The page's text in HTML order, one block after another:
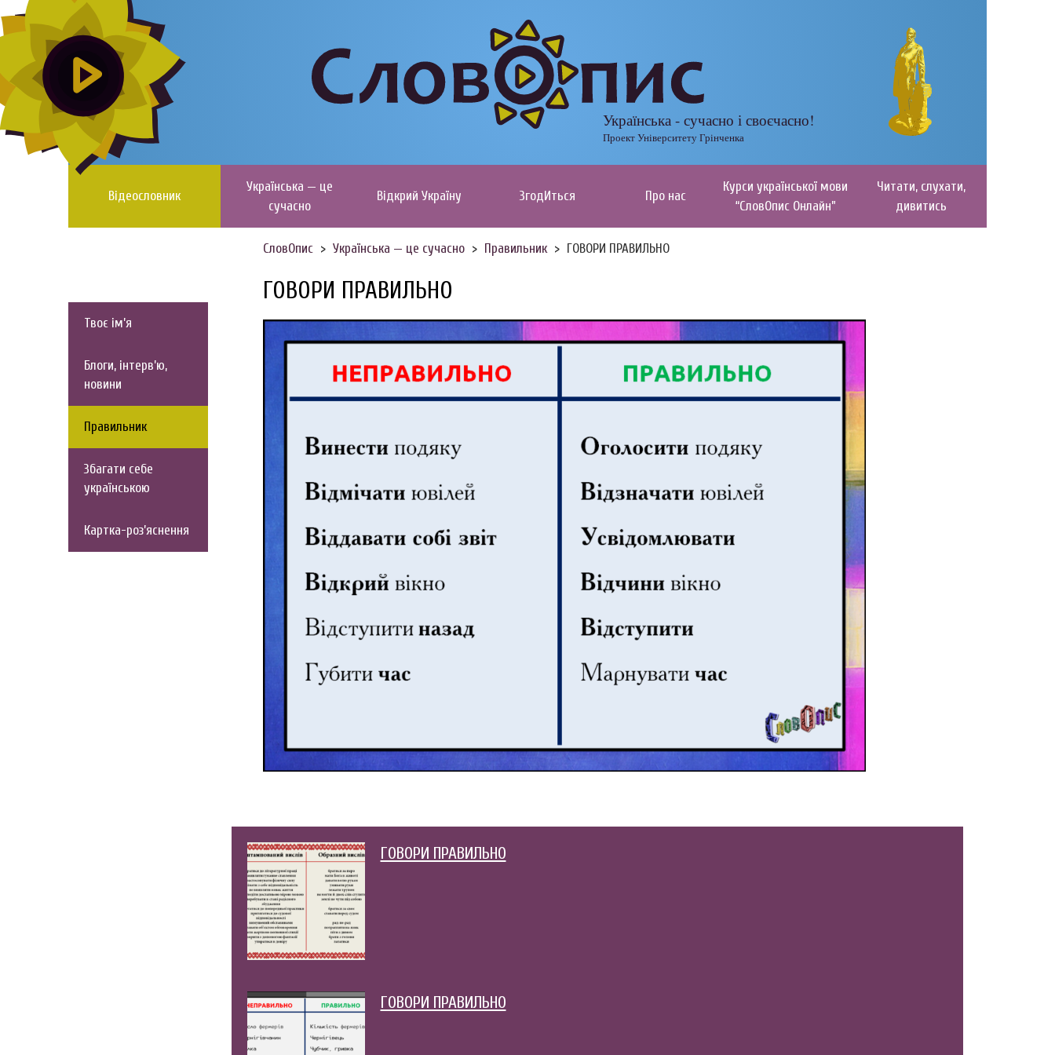
Українська - сучасно і своєчасно!
Проект Університету Грінченка
Відеословник
Українська — це
сучасно
Відкрий Україну ЗгодИться Про нас
Курси української мови
“СловОпис Онлайн”
Читати, слухати,
дивитись
Твоє ім’я
Блоги, інтерв’ю,
новини
Правильник
Збагати себе
українською
Картка-роз’яснення
СловОпис Українська — це сучасно Правильник ГОВОРИ ПРАВИЛЬНО
ГОВОРИ ПРАВИЛЬНО
ГОВОРИ ПРАВИЛЬНО
ГОВОРИ ПРАВИЛЬНО